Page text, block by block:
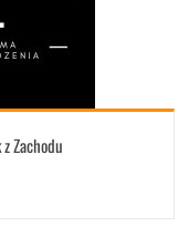
Zachodu